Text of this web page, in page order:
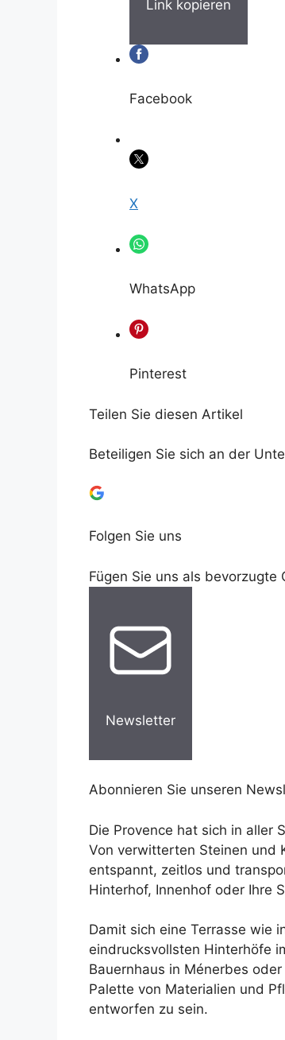
Link kopieren
Facebook
X
WhatsApp
Pinterest
Teilen Sie diesen Artikel
Beteiligen Sie sich an der
Folgen Sie uns
Fügen Sie uns als bevorzugte
Newsletter
Abonnieren Sie unseren
Die Provence hat sich in aller
Von verwitterten Steinen und
entspannt, zeitlos und
Hinterhof, Innenhof oder Ihre
Damit sich eine Terrasse wie
eindrucksvollsten Hinterhöfe
Bauernhaus in Ménerbes
Palette von Materialien und
entworfen zu sein.